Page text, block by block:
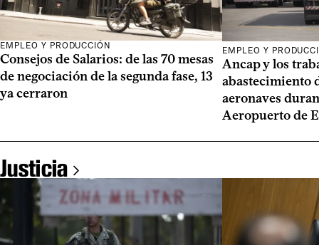
EMPLEO Y PRODUCCIÓN
Consejos de Salarios: de las 70 mesas
de negociación de la segunda fase, 13
ya cerraron
EMPLEO Y
Ancap y los
abastecimiento
aeronaves
Aeropuerto de
Justicia